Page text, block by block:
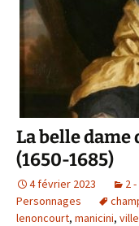
La belle dame
(1650-1685)
4 février 2023 2
Personnages
lenoncourt, manicini,